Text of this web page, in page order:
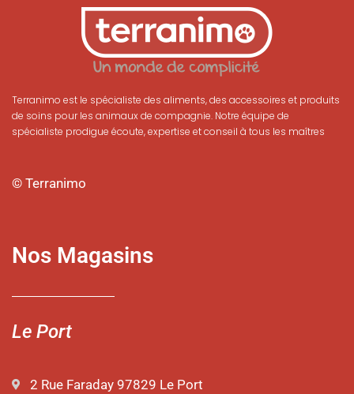
Terranimo est le spécialiste des aliments, des accessoires et produits
de soins pour les animaux de compagnie. Notre équipe de
spécialiste prodigue écoute, expertise et conseil à tous les maîtres
© Terranimo
Nos Magasins
Le Port
2 Rue Faraday 97829 Le Port